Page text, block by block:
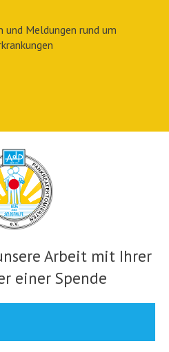
und Meldungen rund um
Arbeit mit Ihrer
einer Spende